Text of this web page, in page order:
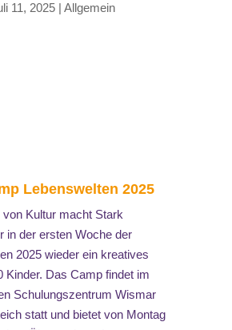
11, 2025| Allgemein
Lebenswelten 2025
Kultur macht Stark
in der ersten Woche der
2025 wieder ein kreatives
Kinder. Das Camp findet im
Schulungszentrum Wismar
statt und bietet von Montag